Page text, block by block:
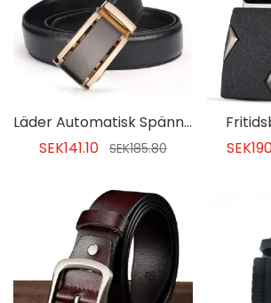
Läder Automatisk Spänne För Herrmode
SEK141.10 SEK185.80